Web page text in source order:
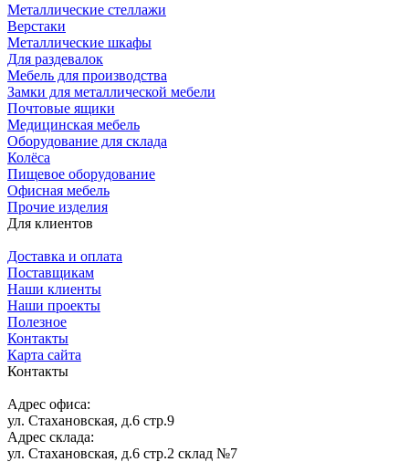
Металлические стеллажи
Верстаки
Металлические шкафы
Для раздевалок
Мебель для производства
Замки для металлической мебели
Почтовые ящики
Медицинская мебель
Оборудование для склада
Колёса
Пищевое оборудование
Офисная мебель
Прочие изделия
Для клиентов
Доставка и оплата
Поставщикам
Наши клиенты
Наши проекты
Полезное
Контакты
Карта сайта
Контакты
Адрес офиса:
ул. Стахановская, д.6 стр.9
Адрес склада:
ул. Стахановская, д.6 стр.2 склад №7